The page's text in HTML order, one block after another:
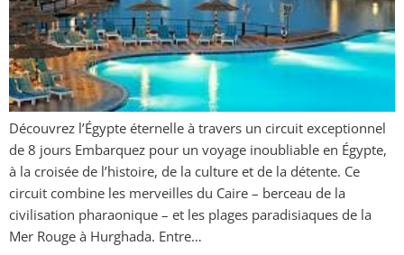
Découvrez l’Égypte éternelle à travers un circuit exceptionnel
de 8 jours Embarquez pour un voyage inoubliable en Égypte,
à la croisée de l’histoire, de la culture et de la détente. Ce
circuit combine les merveilles du Caire – berceau de la
civilisation pharaonique – et les plages paradisiaques de la
Mer Rouge à Hurghada. Entre…